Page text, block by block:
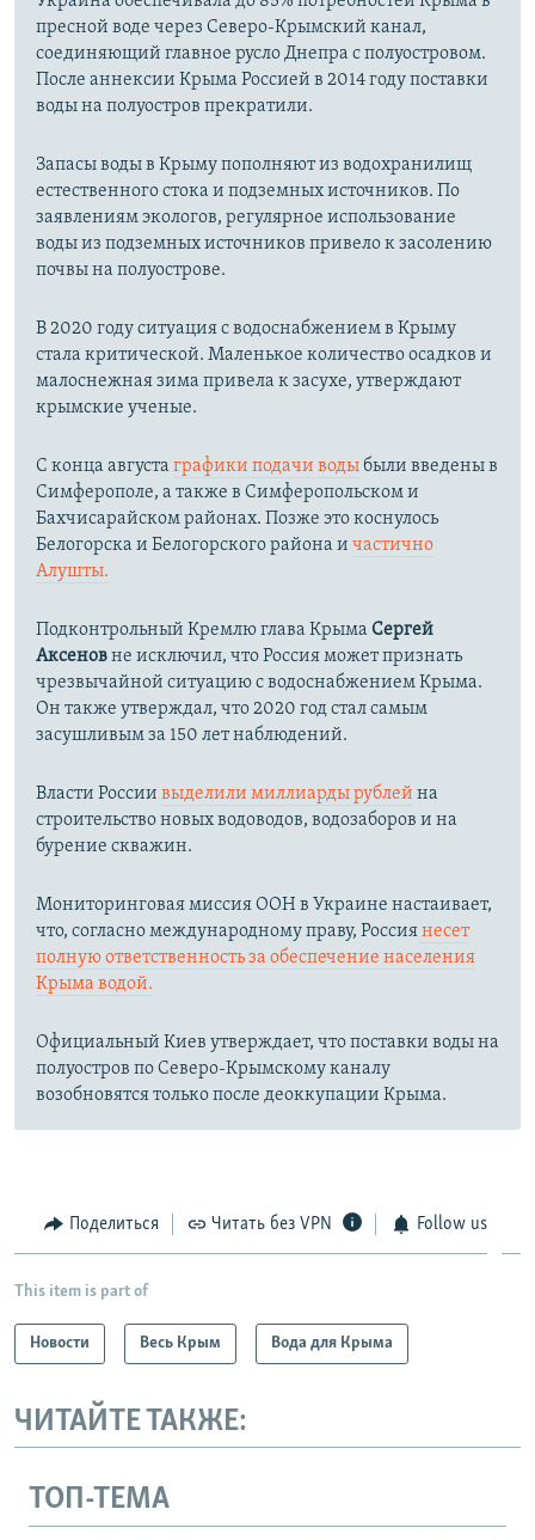
д
пресной воде через Северо-Крымский канал,
соединяющий главное русло Днепра с полуостровом.
После аннексии Крыма Россией в 2014 году поставки
воды на полуостров прекратили.
Запасы воды в Крыму пополняют из водохранилищ
естественного стока и подземных источников. По
заявлениям экологов, регулярное использование
воды из подземных источников привело к засолению
почвы на полуострове.
В 2020 году ситуация с водоснабжением в Крыму
стала критической. Маленькое количество осадков и
малоснежная зима привела к засухе, утверждают
крымские ученые.
С конца августа графики подачи водыбыли введены в
Симферополе, а также в Симферопольском и
Бахчисарайском районах. Позже это коснулось
Белогорска и Белогорского района и частично
Алушты.
Подконтрольный Кремлю глава Крыма Сергей
Аксеновне исключил, что Россия может признать
чрезвычайной ситуацию с водоснабжением Крыма.
Он также утверждал, что 2020 год стал самым
засушливым за 150 лет наблюдений.​
Власти России выделили миллиарды рублей на
строительство новых водоводов, водозаборов и на
бурение скважин.
Мониторинговая миссия ООН в Украине настаивает,
что, согласно международному праву, Россиянесет
полную ответственность за обеспечение населения
Крыма водой.
Официальный Киев утверждает, что поставки воды на
полуостров по Северо-Крымскому каналу
возобновятся только после деоккупации Крыма.
Поделиться Читать без VPN Follow us
This item is part of
Новости Весь Крым Вода для Крыма
ЧИТАЙТЕ ТАКЖЕ:
ТОП-ТЕМА